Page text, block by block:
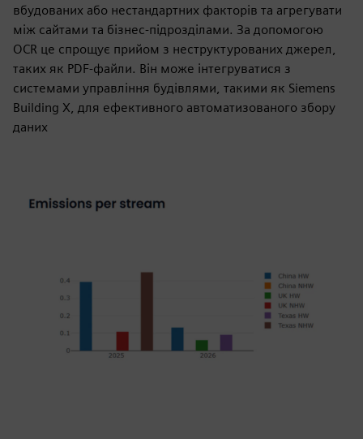
вбудованих або нестандартних факторів та агрегувати
між сайтами та бізнес-підрозділами. За допомогою
OCR це спрощує прийом з неструктурованих джерел,
таких як PDF-файли. Він може інтегруватися з
системами управління будівлями, такими як Siemens
Building X, для ефективного автоматизованого збору
даних